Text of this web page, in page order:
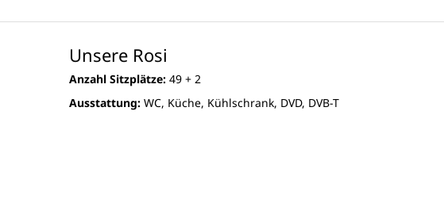
Unsere Rosi
Anzahl Sitzplätze: 49 + 2
Ausstattung: WC, Küche, Kühlschrank, DVD, DVB-T